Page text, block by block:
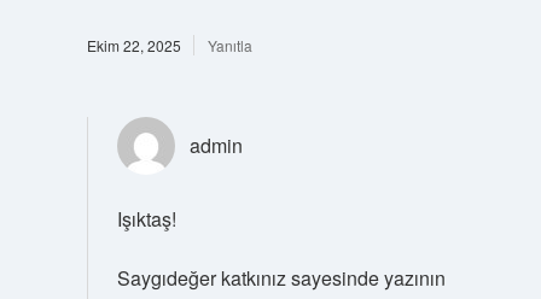
Ekim 22, 2025 Yanıtla
admin
Işıktaş!
Saygıdeğer katkınız sayesinde yazının